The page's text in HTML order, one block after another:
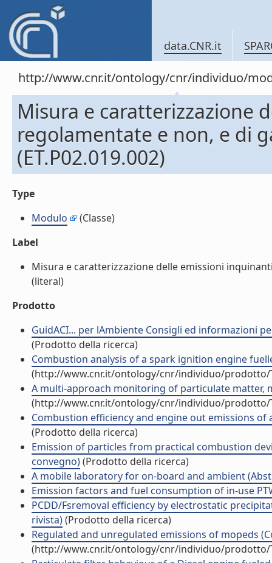
data.CNR.it
http://www.cnr.it/ontology/cnr/individuo/
Misura e caratterizzazione
regolamentate e non, e di
(ET.P02.019.002)
Type
Modulo
(Classe)
Label
Misura e caratterizzazione delle emissioni
(literal)
Prodotto
GuidACI... per lAmbiente Consigli ed
(Prodotto della ricerca)
Combustion analysis of a spark ignition engine
(http://www.cnr.it/ontology/cnr/individuo/prodotto/
A multi-approach monitoring of particulate matter,
(http://www.cnr.it/ontology/cnr/individuo/prodotto/
Combustion efficiency and engine out emissions
(Prodotto della ricerca)
Emission of particles from practical combustion
convegno)(Prodotto della ricerca)
A mobile laboratory for on-board and ambient
Emission factors and fuel consumption of in-use
PCDD/Fsremoval efficiency by electrostatic
rivista)(Prodotto della ricerca)
Regulated and unregulated emissions of mopeds
(http://www.cnr.it/ontology/cnr/individuo/prodotto/